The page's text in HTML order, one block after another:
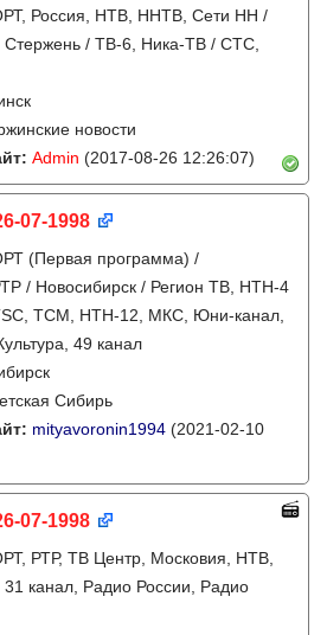
Россия, НТВ, ННТВ, Сети НН /
/ ТВ-6, Ника-ТВ / СТС,
новости
Admin (2017-08-26 12:26:07)
07-1998
(Первая программа) /
/ Новосибирск / Регион ТВ, НТН-4
ТСМ, НТН-12, МКС, Юни-канал,
49 канал
Сибирь
mityavoronin1994 (2021-02-10
07-1998
РТР, ТВ Центр, Московия, НТВ,
31 канал, Радио России, Радио